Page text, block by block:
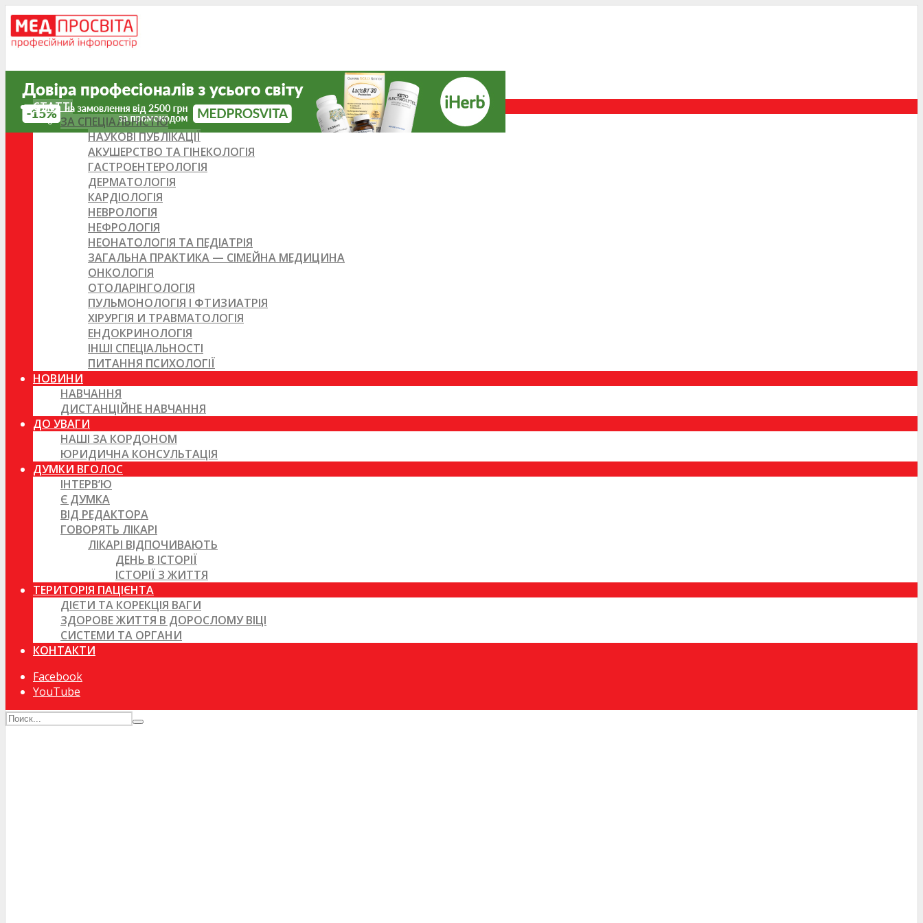
СТАТТІ
ЗА СПЕЦІАЛЬНІСТЮ
НАУКОВІ ПУБЛІКАЦІЇ
АКУШЕРСТВО ТА ГІНЕКОЛОГІЯ
ГАСТРОЕНТЕРОЛОГІЯ
ДЕРМАТОЛОГІЯ
КАРДІОЛОГІЯ
НЕВРОЛОГІЯ
НЕФРОЛОГІЯ
НЕОНАТОЛОГІЯ ТА ПЕДІАТРІЯ
ЗАГАЛЬНА ПРАКТИКА — СІМЕЙНА МЕДИЦИНА
ОНКОЛОГІЯ
ОТОЛАРІНГОЛОГІЯ
ПУЛЬМОНОЛОГІЯ І ФТИЗИАТРІЯ
ХІРУРГІЯ И ТРАВМАТОЛОГІЯ
ЕНДОКРИНОЛОГІЯ
ІНШІ СПЕЦІАЛЬНОСТІ
ПИТАННЯ ПСИХОЛОГІЇ
НОВИНИ
НАВЧАННЯ
ДИСТАНЦІЙНЕ НАВЧАННЯ
ДО УВАГИ
НАШІ ЗА КОРДОНОМ
ЮРИДИЧНА КОНСУЛЬТАЦІЯ
ДУМКИ ВГОЛОС
ІНТЕРВ’Ю
Є ДУМКА
ВІД РЕДАКТОРА
ГОВОРЯТЬ ЛІКАРІ
ЛІКАРІ ВІДПОЧИВАЮТЬ
ДЕНЬ В ІСТОРІЇ
ІСТОРІЇ З ЖИТТЯ
ТЕРИТОРІЯ ПАЦІЄНТА
ДІЄТИ ТА КОРЕКЦІЯ ВАГИ
ЗДОРОВЕ ЖИТТЯ В ДОРОСЛОМУ ВІЦІ
СИСТЕМИ ТА ОРГАНИ
КОНТАКТИ
Facebook
YouTube